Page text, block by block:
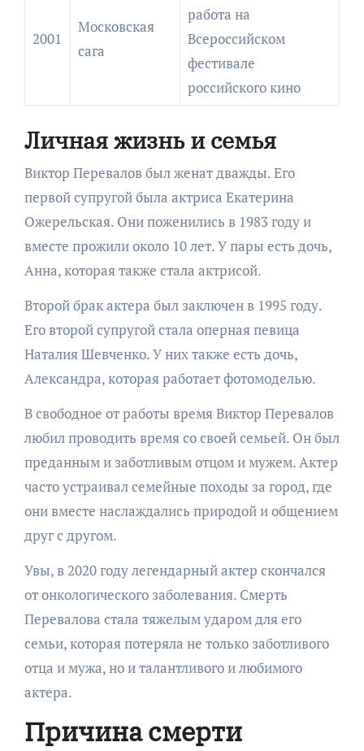
2001
Московская
сага
работа на
Всероссийском
фестивале
российского кино
Личная жизнь и семья
Виктор Перевалов был женат дважды. Его
первой супругой была актриса Екатерина
Ожерельская. Они поженились в 1983 году и
вместе прожили около 10 лет. У пары есть дочь,
Анна, которая также стала актрисой.
Второй брак актера был заключен в 1995 году.
Его второй супругой стала оперная певица
Наталия Шевченко. У них также есть дочь,
Александра, которая работает фотомоделью.
В свободное от работы время Виктор Перевалов
любил проводить время со своей семьей. Он был
преданным и заботливым отцом и мужем. Актер
часто устраивал семейные походы за город, где
они вместе наслаждались природой и общением
друг с другом.
Увы, в 2020 году легендарный актер скончался
от онкологического заболевания. Смерть
Перевалова стала тяжелым ударом для его
семьи, которая потеряла не только заботливого
отца и мужа, но и талантливого и любимого
актера.
Причина смерти